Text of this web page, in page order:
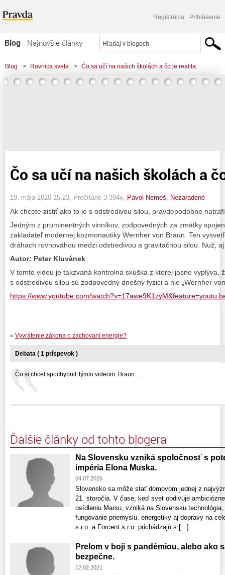
Registrácia Prihlásenie
Blog
Najnovšie články
Najčítanejšie články
Najkomentovanejšie články
Blog > Rovnica sveta > Čo sa učí na našich školách a čo je realita.
Čo sa učí na našich školách a
19. mája 2020 15:23 , Prečítané 3 394x, Pavol Nemeš Nezaradené
Ak chcete zistiť ako to je s odstredivou silou, pravdepodobne
Jedným z prominentných vinníkov, zodpovedných za zmätky
zakladateľ modernej kozmonautiky Wernher von Braun. Ten
dráhach rovnováhou medzi odstredivou a gravitačnou silou. Nuž,
Autor: Peter Kluvánek
V tomto videu je takzvaná kontrolná skúška z ktorej jasne vyplýva,
s odstredivou silou sú zodpovedný dnešný fyzici a nie „Wernher
https://www.youtube.com/
« Vyvrátenie zákona o zachovaní energie?
Debata ( 1 príspevok )
Čo si chcel spochybniť týmto videom. Braun ...
Ďalšie články od tohto blogera
Na Slovensku vzniká spoločnosť s
impéria Elona Muska.
04.07.2026
Slovensko sa môže stať domovom jednej z
21. storočia. V čase, keď svet obdivuje
osídleniu Marsu, vzniká na Slovensku
fungovanie priemyslu, energetiky aj dopravy na
s.r.o. a Forcent s.r.o. prichádzajú s [...]
Prelom v boji s pandémiou, alebo ako
bezpečne.
12.02.2021